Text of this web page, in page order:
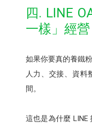
四. LINE
一樣」經營
如果你要真的養鐵
人力、交接、資料
間。
這也是為什麼